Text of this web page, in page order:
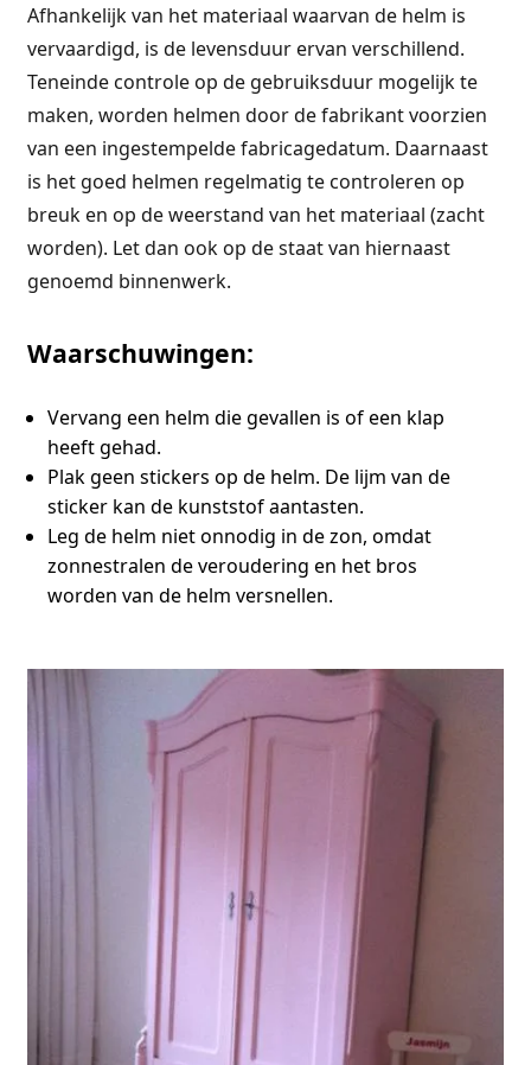
Afhankelijk van het materiaal waarvan de helm is
vervaardigd, is de levensduur ervan verschillend.
Teneinde controle op de gebruiksduur mogelijk te
maken, worden helmen door de fabrikant voorzien
van een ingestempelde fabricagedatum. Daarnaast
is het goed helmen regelmatig te controleren op
breuk en op de weerstand van het materiaal (zacht
worden). Let dan ook op de staat van hiernaast
genoemd binnenwerk.
Waarschuwingen:
Vervang een helm die gevallen is of een klap
heeft gehad.
Plak geen stickers op de helm. De lijm van de
sticker kan de kunststof aantasten.
Leg de helm niet onnodig in de zon, omdat
zonnestralen de veroudering en het bros
worden van de helm versnellen.